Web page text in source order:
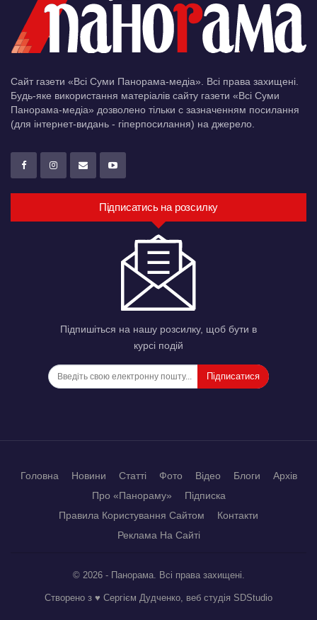
Сайт газети «Всі Суми Панорама-медіа». Всі права захищені.
Будь-яке використання матеріалів сайту газети «Всі Суми
Панорама-медіа» дозволено тільки c зазначенням посилання
(для інтернет-видань - гіперпосилання) на джерело.
Підписатись на розсилку
Підпишіться на нашу розсилку, щоб бути в
курсі подій
Підписатися
Головна Новини Статті Фото Відео Блоги
Архів
Про «Панораму»
Підписка
Правила Користування Сайтом
Контакти
Реклама На Сайті
© 2026 - Панорама. Всі права захищені.
Створено з ♥ Сергієм Дудченко, веб студія SDStudio